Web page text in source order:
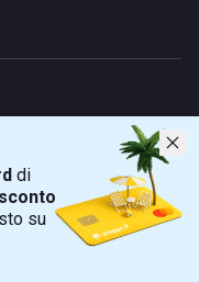
di
su
47923 Rimini (RN), IT -
delle imprese di Rimini
(RN), IT
+39 0541 772375